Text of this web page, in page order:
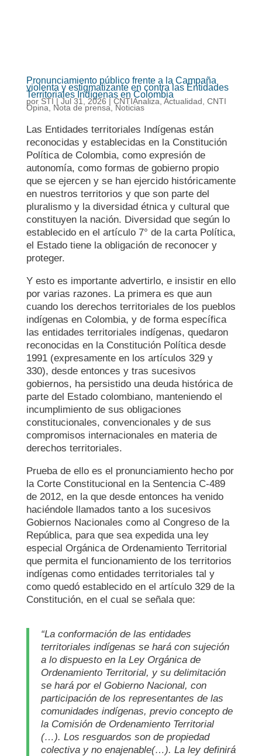
Pronunciamiento público frente a la Campaña
violenta y estigmatizante en contra las Entidades
Territoriales Indígenas en Colombia
porSTI|Jul 31, 2026|CNTIAnaliza,Actualidad CNTI
Opina,Nota de prensa, Noticias
Las Entidades territoriales Indígenas están
reconocidas y establecidas en la Constitución
Política de Colombia, como expresión de
autonomía, como formas de gobierno propio
que se ejercen y se han ejercido históricamente
en nuestros territorios y que son parte del
pluralismo y la diversidad étnica y cultural que
constituyen la nación. Diversidad que según lo
establecido en el artículo 7° de la carta Política,
el Estado tiene la obligación de reconocer y
proteger.
Y esto es importante advertirlo, e insistir en ello
por varias razones. La primera es que aun
cuando los derechos territoriales de los pueblos
indígenas en Colombia, y de forma específica
las entidades territoriales indígenas, quedaron
reconocidas en la Constitución Política desde
1991 (expresamente en los artículos 329 y
330), desde entonces y tras sucesivos
gobiernos, ha persistido una deuda histórica de
parte del Estado colombiano, manteniendo el
incumplimiento de sus obligaciones
constitucionales, convencionales y de sus
compromisos internacionales en materia de
derechos territoriales.
Prueba de ello es el pronunciamiento hecho por
la Corte Constitucional en la Sentencia C-489
de 2012, en la que desde entonces ha venido
haciéndole llamados tanto a los sucesivos
Gobiernos Nacionales como al Congreso de la
República, para que sea expedida una ley
especial Orgánica de Ordenamiento Territorial
que permita el funcionamiento de los territorios
indígenas como entidades territoriales tal y
como quedó establecido en el artículo 329 de la
Constitución, en el cual se señala que:
“La conformación de las entidades
territoriales indígenas se hará con sujeción
a lo dispuesto en la Ley Orgánica de
Ordenamiento Territorial, y su delimitación
se hará por el Gobierno Nacional, con
participación de los representantes de las
comunidades indígenas, previo concepto de
la Comisión de Ordenamiento Territorial
(…). Los resguardos son de propiedad
colectiva y no enajenable(…). La ley definirá